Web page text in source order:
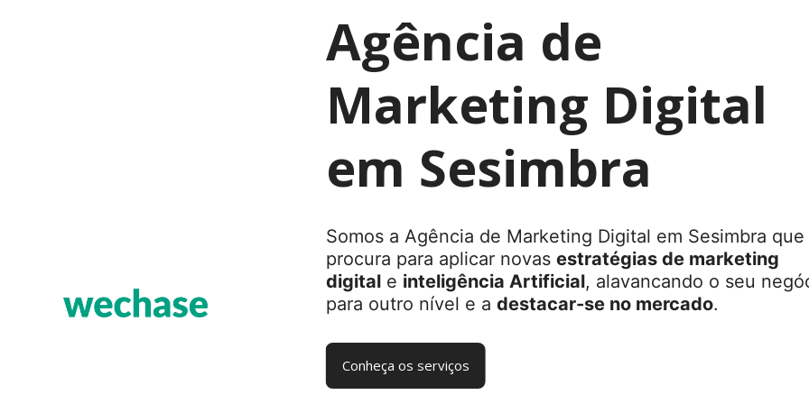
Agência de
Marketing Digital
em Sesimbra
Somos a Agência de Marketing Digital em Sesimbra que
procura para aplicar novas estratégias de marketing
digitale inteligência Artificial, alavancando o seu
para outro nível e a destacar-se no mercado.
Conheça os serviços